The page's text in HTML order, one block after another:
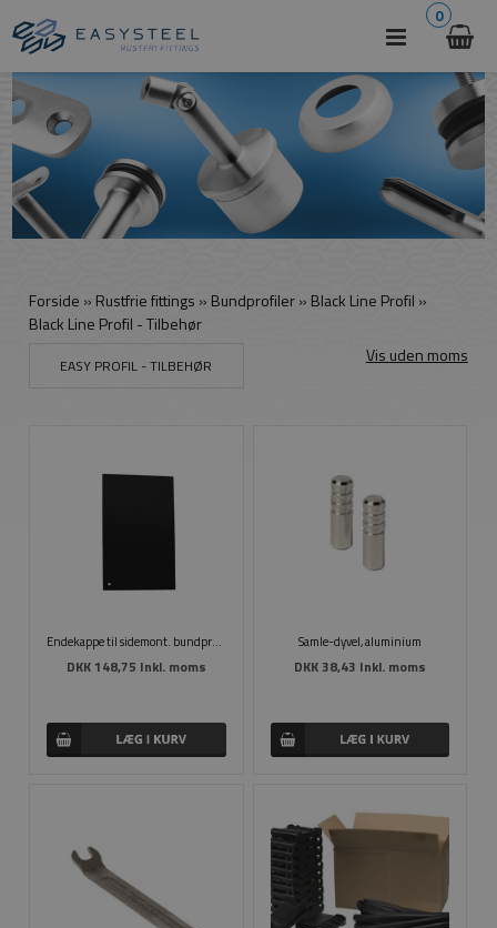
0
Forside » Rustfrie fittings » Bundprofiler» Black Line Profil »
Black Line Profil - Tilbehør
EASY PROFIL - TILBEHØR Vis uden moms
Endekappe til sidemont. bundprofil
DKK 148,75 Inkl. moms
Samle-dyvel, aluminium
DKK 38,43 Inkl. moms